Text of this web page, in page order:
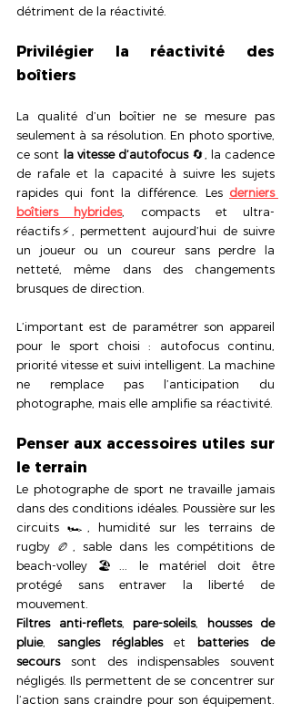
détriment de la réactivité.
Privilégier la réactivité des
boîtiers
La qualité d’un boîtier ne se mesure pas
seulement à sa résolution. En photo sportive,
ce sont la vitesse d’autofocus 🔄, la cadence
de rafale et la capacité à suivre les sujets
rapides qui font la différence. Les derniers
boîtiers hybrides, compacts et ultra-
réactifs⚡, permettent aujourd’hui de suivre
un joueur ou un coureur sans perdre la
netteté, même dans des changements
brusques de direction.
L’important est de paramétrer son appareil
pour le sport choisi : autofocus continu,
priorité vitesse et suivi intelligent. La machine
ne remplace pas l’anticipation du
photographe, mais elle amplifie sa réactivité.
Penser aux accessoires utiles sur
le terrain
Le photographe de sport ne travaille jamais
dans des conditions idéales. Poussière sur les
circuits 🏎️, humidité sur les terrains de
rugby 🏉, sable dans les compétitions de
beach-volley 🏖️... le matériel doit être
protégé sans entraver la liberté de
mouvement.
Filtres anti-reflets, pare-soleils, housses de
pluie, sangles réglables et batteries de
secours sont des indispensables souvent
négligés. Ils permettent de se concentrer sur
l’action sans craindre pour son équipement.